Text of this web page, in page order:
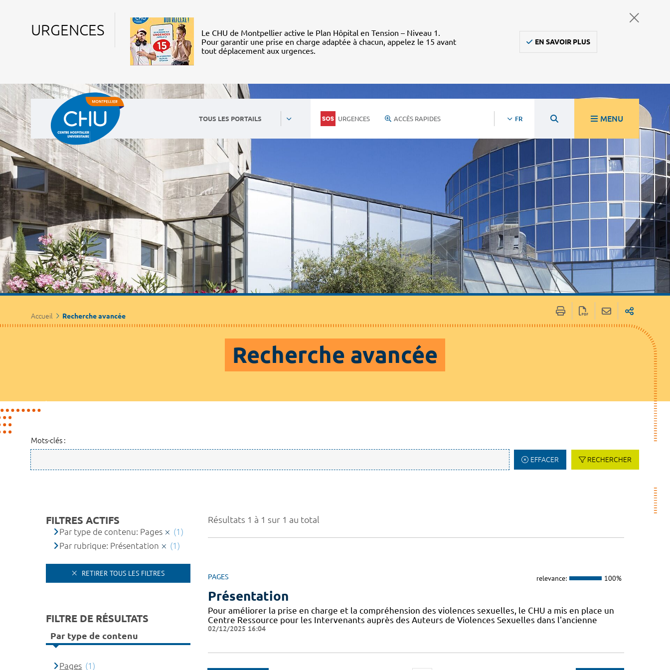
URGENCES
Le CHU de Montpellier active le Plan Hôpital en Tension – Niveau 1.
Pour garantir une prise en charge adaptée à chacun, appelez le 15 avant
tout déplacement aux urgences.
EN SAVOIR PLUS
TOUS LES PORTAILS URGENCES ACCÈS RAPIDES FR MENU
Accueil Recherche avancée
Recherche avancée
Mots-clés :
EFFACER RECHERCHER
Résultats 1 à 1 sur 1 au total
PAGES relevance: 100%
Présentation
Pour améliorer la prise en charge et la compréhension des violences sexuelles, le CHU a mis en place un
Centre Ressource pour les Intervenants auprès des Auteurs de Violences Sexuelles dans l'ancienne
02/12/2025 16:04
FILTRES ACTIFS
Par type de contenu: Pages
(1)
Par rubrique: Présentation
(1)
RETIRER TOUS LES FILTRES
FILTRE DE RÉSULTATS
Par type de contenu
Pages (1)